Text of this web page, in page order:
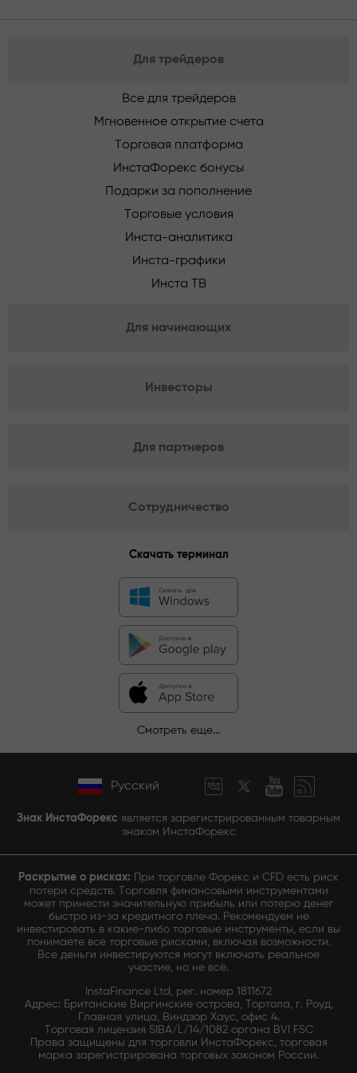
Для трейдеров
Все для трейдеров
Мгновенное открытие счета
Торговая платформа
ИнстаФорекс бонусы
Подарки за пополнение
Торговые условия
Инста-аналитика
Инста-графики
Инста ТВ
Для начинающих
Инвесторы
Для партнеров
Сотрудничество
Скачать терминал
Смотреть еще...
Русский
Знак ИнстаФорекс является зарегистрированным товарным
знаком ИнстаФорекс
Раскрытие о рисках: При торговле Форекс и CFD есть риск
потери средств. Торговля финансовыми инструментами
может принести значительную прибыль или потерю денег
быстро из-за кредитного плеча. Рекомендуем не
инвестировать в какие-либо торговые инструменты, если вы
понимаете все торговые рисками, включая возможности.
Все деньги инвестируются могут включать реальное
участие, но не всё.
InstaFinance Ltd, рег. номер 1811672
Адрес: Британские Виргинские острова, Тортола, г. Роуд,
Главная улица, Виндзор Хаус, офис 4.
Торговая лицензия SIBA/L/14/1082 органа BVI FSC
Права защищены для торговли ИнстаФорекс, торговая
марка зарегистрирована торговых законом России.